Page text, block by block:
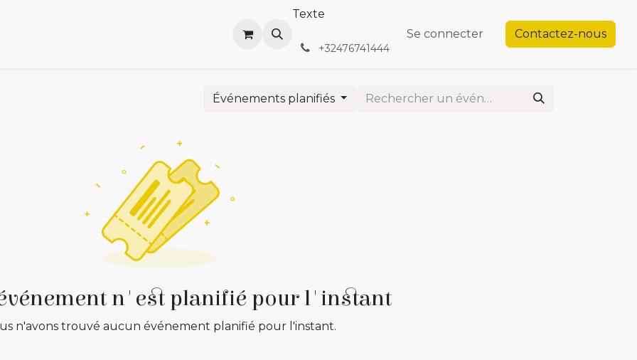
Le blog atypik Contactez-nous
Texte
+32476741444
Se connecter Contactez-nous
Événements planifiés
n'est planifié pour l'instant
n'avons trouvé aucun événement planifié pour l'instant.